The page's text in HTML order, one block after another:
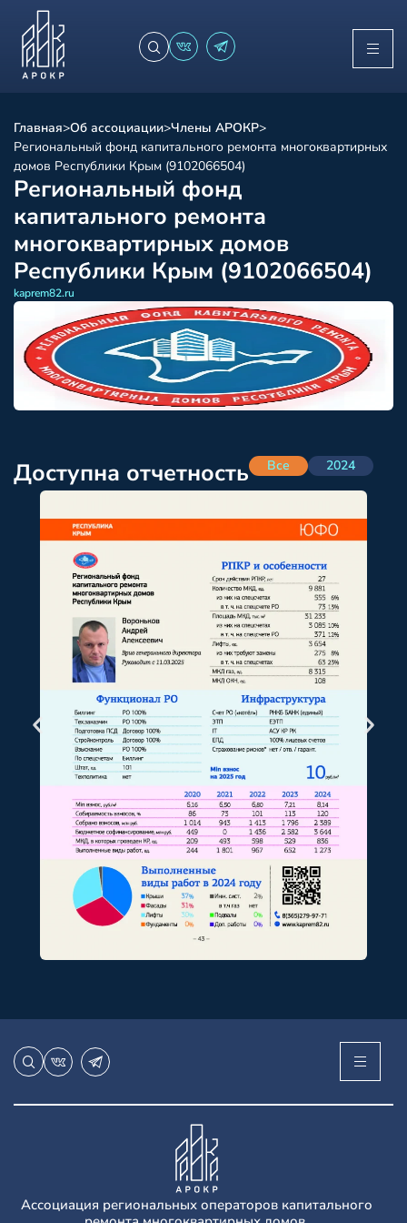
Главная>Об ассоциации>Члены АРОКР>
Региональный фонд капитального ремонта многоквартирных
домов Республики Крым (9102066504)
Региональный фонд
капитального ремонта
многоквартирных домов
Республики Крым (9102066504)
kaprem82.ru
Доступна отчетность Все 2024
Ассоциация региональных операторов капитального